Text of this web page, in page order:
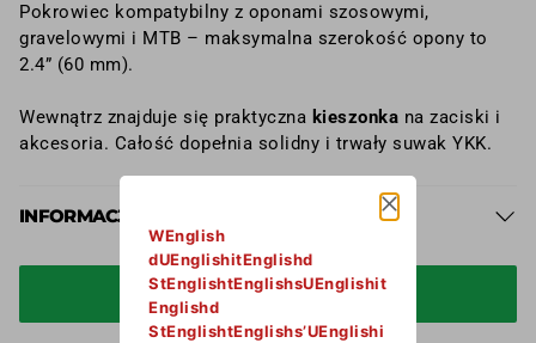
Pokrowiec kompatybilny z oponami szosowymi,
gravelowymi i MTB – maksymalna szerokość opony to
2.4” (60 mm).
Wewnątrz znajduje się praktyczna kieszonka na zaciski i
akcesoria. Całość dopełnia solidny i trwały suwak YKK.
INFORMACJA PRODUCENTA
Podmiot oraz producent odpowiedzialny na terenie UE:
Lemonbike.eu Gabriela Fabian, NIP: 6311009288, Polska,
Ruda Śląska, ul. 1 Maja 276.
DODAJ DO KOSZYKA
WEnglish
dUEnglishitEnglishd
StEnglishtEnglishsUEnglishit
Englishd
StEnglishtEnglishs’UEnglishi